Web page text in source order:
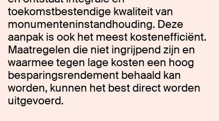
toekomstbestendige kwaliteit van
monumenteninstandhouding. Deze
aanpak is ook het meest kostenefficiënt.
Maatregelen die niet ingrijpend zijn en
waarmee tegen lage kosten een hoog
besparingsrendement behaald kan
worden, kunnen het best direct worden
uitgevoerd.